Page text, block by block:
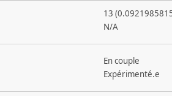
13
N/A
En couple
Expérimenté.e